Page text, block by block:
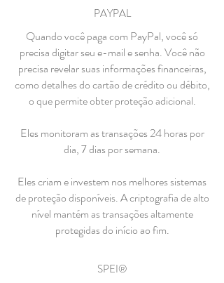
PAYPAL
Quando você paga com PayPal, você só
precisa digitar seu e-mail e senha. Você não
precisa revelar suas informações financeiras,
como detalhes do cartão de crédito ou débito,
o que permite obter proteção adicional.
Eles monitoram as transações 24 horas por
dia, 7 dias por semana.
Eles criam e investem nos melhores sistemas
de proteção disponíveis. A criptografia de alto
nível mantém as transações altamente
protegidas do início ao fim.
SPEI®